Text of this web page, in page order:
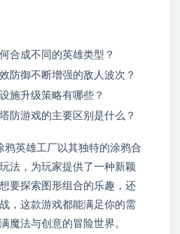
合成不同的英雄类型？
防御不断增强的敌人波次？
施升级策略有哪些？
防游戏的主要区别是什么？
鸦英雄工厂以其独特的涂鸦合
法，为玩家提供了一种新颖
要探索图形组合的乐趣，还
，这款游戏都能满足你的需
魔法与创意的冒险世界。